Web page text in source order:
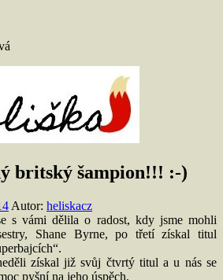
britský šampion!!! :-)
Autor: heliskacz
s vámi dělila o radost, kdy jsme mohli
Shane Byrne, po třetí získal titul
získal již svůj čtvrtý titul a u nás se
pyšní na jeho úspěch.